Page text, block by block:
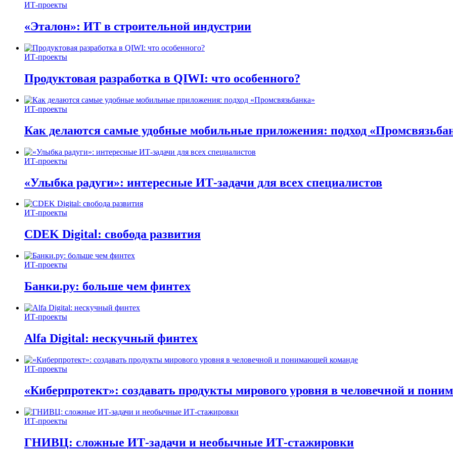
ИТ-проекты
«Эталон»: ИТ в строительной индустрии
ИТ-проекты
Продуктовая разработка в QIWI: что особенного?
ИТ-проекты
Как делаются самые удобные мобильные приложения: подход
ИТ-проекты
«Улыбка радуги»: интересные ИТ-задачи для всех специалистов
ИТ-проекты
CDEK Digital: свобода развития
ИТ-проекты
Банки.ру: больше чем финтех
ИТ-проекты
Alfa Digital: нескучный финтех
ИТ-проекты
«Киберпротект»: создавать продукты мирового уровня в человечной и
ИТ-проекты
ГНИВЦ: сложные ИТ‑задачи и необычные ИТ‑стажировки